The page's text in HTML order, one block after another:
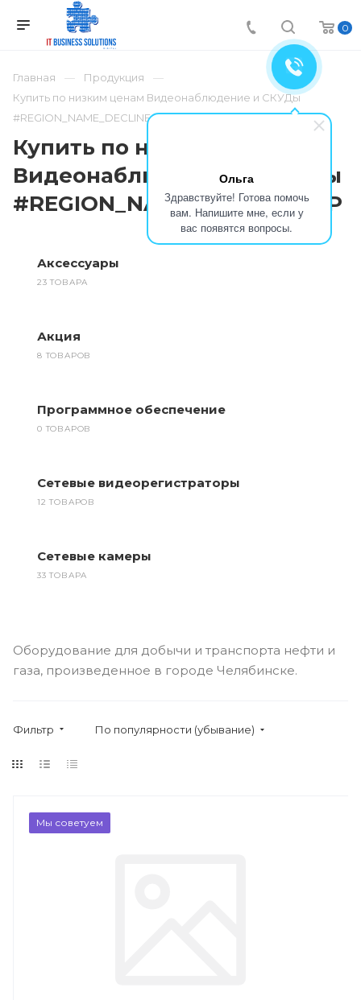
Ольга
Здравствуйте! Готова помочь
вам. Напишите мне, если у
вас появятся вопросы.
0
Главная
Продукция
Купить по низким ценам Видеонаблюдение и СКУДы
#REGION_NAME_DECLINE_PP
Купить по низким ценам
Видеонаблюдение и СКУДы
#REGION_NAME_DECLINE_PP
Аксессуары
23 ТОВАРА
Акция
8 ТОВАРОВ
Программное обеспечение
0 ТОВАРОВ
Сетевые видеорегистраторы
12 ТОВАРОВ
Сетевые камеры
33 ТОВАРА
Оборудование для добычи и транспорта нефти и
газа, произведенное в городе Челябинске.
Фильтр По популярности (убывание)
Мы советуем